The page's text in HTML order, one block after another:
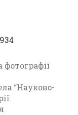
“Науково-